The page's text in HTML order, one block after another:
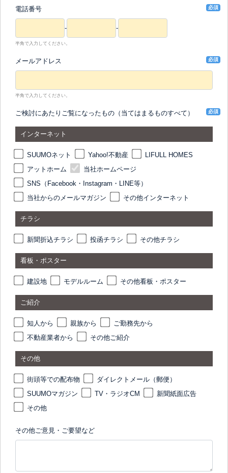
電話番号 必須
- -
半角で入力してください。
メールアドレス 必須
半角で入力してください。
ご検討にあたりご覧になったもの（当てはまるものすべて） 必須
インターネット
SUUMOネット Yahoo!不動産
LIFULL HOMES
アットホーム
当社ホームページ
SNS（Facebook・Instagram・LINE等）
当社からのメールマガジン
その他インターネット
チラシ
新聞折込チラシ 投函チラシ その他チラシ
看板・ポスター
建設地 モデルルーム その他看板・ポスター
ご紹介
知人から 親族から
ご勤務先から
不動産業者から
その他ご紹介
その他
街頭等での配布物
ダイレクトメール（郵便）
SUUMOマガジン
TV・ラジオCM
新聞紙面広告
その他
その他ご意見・ご要望など